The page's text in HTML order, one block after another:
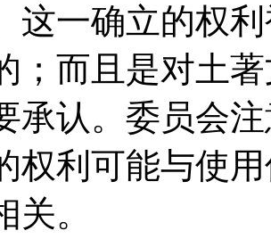
这一确立的权
；而且是对土
承认。委员会
权利可能与使
关。